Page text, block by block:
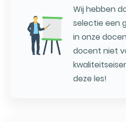
Wij hebben
selectie een
in onze
docent niet
deze les!